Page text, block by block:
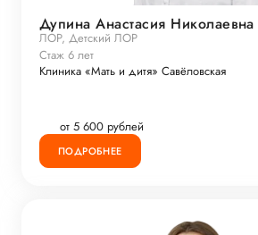
Дупина Анастасия Николаевна
ЛОР, Детский ЛОР
Стаж 6 лет
Клиника «Мать и дитя» Савёловская
от 5 600 рублей
ПОДРОБНЕЕ